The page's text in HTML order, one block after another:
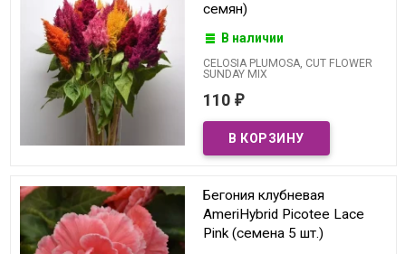
семян)
В наличии
CELOSIA PLUMOSA, CUT FLOWER
SUNDAY MIX
110 ₽
Бегония клубневая
AmeriHybrid Picotee Lace
Pink (семена 5 шт.)